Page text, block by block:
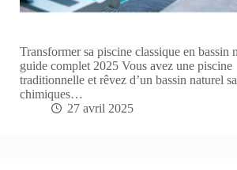
Transformer sa piscine classique en bassin
guide complet 2025 Vous avez une piscine
traditionnelle et rêvez d’un bassin naturel
chimiques…
27 avril 2025